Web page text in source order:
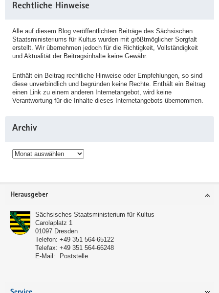
Rechtliche Hinweise
Alle auf diesem Blog veröffentlichten Beiträge des Sächsischen
Staatsministeriums für Kultus wurden mit größtmöglicher Sorgfalt
erstellt. Wir übernehmen jedoch für die Richtigkeit, Vollständigkeit
und Aktualität der Beitragsinhalte keine Gewähr.
Enthält ein Beitrag rechtliche Hinweise oder Empfehlungen, so sind
diese unverbindlich und begründen keine Rechte. Enthält ein Beitrag
einen Link zu einem anderen Internetangebot, wird keine
Verantwortung für die Inhalte dieses Internetangebots übernommen.
Archiv
Archiv
Service
Herausgeber
Sächsisches Staatsministerium für Kultus
Carolaplatz 1
01097 Dresden
Telefon: +49 351 564-65122
Telefax: +49 351 564-66248
E-Mail:
Poststelle